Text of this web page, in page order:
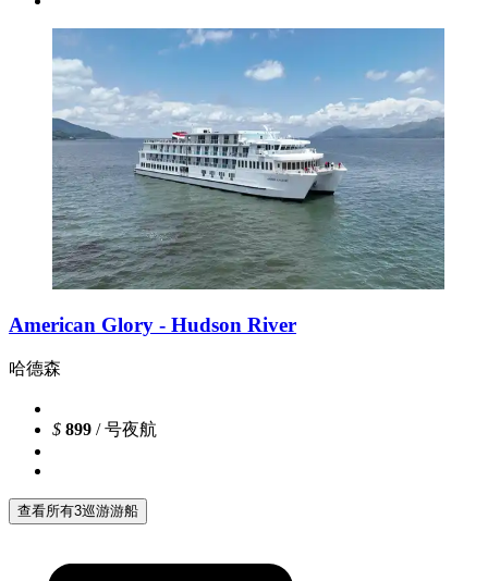
American Glory - Hudson River
哈德森
$ 899 / 号夜航
查看所有3巡游游船